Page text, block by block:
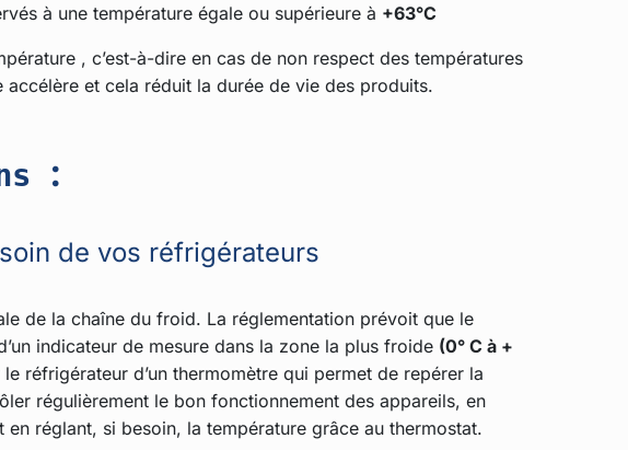
à une température égale ou supérieure à +63°C
, c’est-à-dire en cas de non respect des températures
et cela réduit la durée de vie des produits.
:
de vos réfrigérateurs
de la chaîne du froid. La réglementation prévoit que le
indicateur de mesure dans la zone la plus froide (0° C à +
réfrigérateur d’un thermomètre qui permet de repérer la
régulièrement le bon fonctionnement des appareils, en
en réglant, si besoin, la température grâce au thermostat.